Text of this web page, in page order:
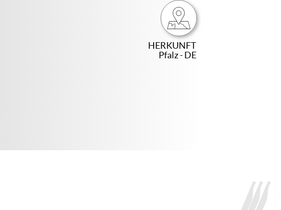
HERKUNFT
Pfalz - DE